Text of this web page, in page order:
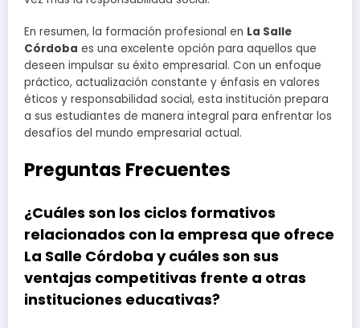
En resumen, la formación profesional en La Salle
Córdoba es una excelente opción para aquellos que
deseen impulsar su éxito empresarial. Con un enfoque
práctico, actualización constante y énfasis en valores
éticos y responsabilidad social, esta institución prepara
a sus estudiantes de manera integral para enfrentar los
desafíos del mundo empresarial actual.
Preguntas Frecuentes
¿Cuáles son los ciclos formativos
relacionados con la empresa que ofrece
La Salle Córdoba y cuáles son sus
ventajas competitivas frente a otras
instituciones educativas?